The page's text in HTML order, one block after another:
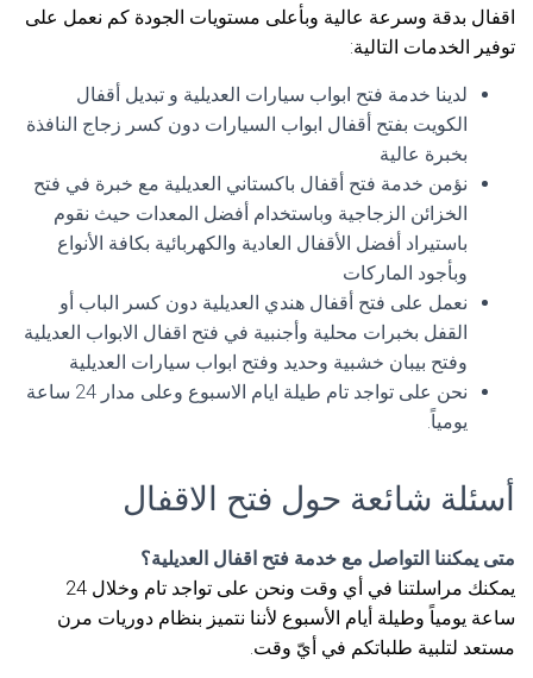
اقفال بدقة وسرعة عالية وبأعلى مستويات الجودة كم نعمل على
توفير الخدمات التالية:
لدينا خدمة فتح ابواب سيارات العديلية و تبديل أقفال
الكويت بفتح أقفال ابواب السيارات دون كسر زجاج النافذة
بخبرة عالية
نؤمن خدمة فتح أقفال باكستاني العديلية مع خبرة في فتح
الخزائن الزجاجية وباستخدام أفضل المعدات حيث نقوم
باستيراد أفضل الأقفال العادية والكهربائية بكافة الأنواع
وبأجود الماركات
نعمل على فتح أقفال هندي العديلية دون كسر الباب أو
القفل بخبرات محلية وأجنبية في فتح اقفال الابواب العديلية
وفتح بيبان خشبية وحديد وفتح ابواب سيارات العديلية
نحن على تواجد تام طيلة ايام الاسبوع وعلى مدار 24 ساعة
يومياً.
أسئلة شائعة حول فتح الاقفال
متى يمكننا التواصل مع خدمة فتح اقفال العديلية؟
يمكنك مراسلتنا في أي وقت ونحن على تواجد تام وخلال 24
ساعة يومياً وطيلة أيام الأسبوع لأننا نتميز بنظام دوريات مرن
مستعد لتلبية طلباتكم في أيّ وقت.